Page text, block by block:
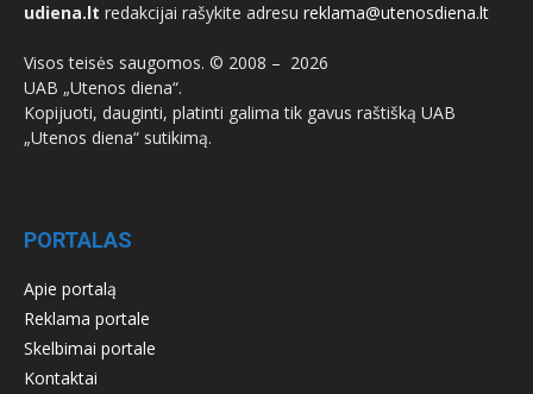
udiena.lt redakcijai rašykite adresu reklama@utenosdiena.lt
Visos teisės saugomos. © 2008 – 2026
UAB „Utenos diena“.
Kopijuoti, dauginti, platinti galima tik gavus raštišką UAB
„Utenos diena“ sutikimą.
PORTALAS
Apie portalą
Reklama portale
Skelbimai portale
Kontaktai